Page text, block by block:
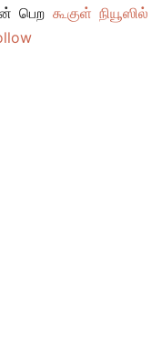
பெற கூகுள் நியூஸில்